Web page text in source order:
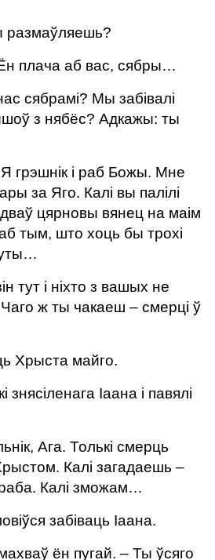
размаўляешь?
плача аб вас, сябры…
сябрамі? Мы забівалі
з нябёс? Адкажы: ты
грэшнік і раб Божы. Мне
за Яго. Калі вы палілі
цярновы вянец на маім
тым, што хоць бы трохі
тут і ніхто з вашых не
ж ты чакаеш – смерці ў
Хрыста майго.
знясіленага Іаана і павялі
Ага. Толькі смерць
Калі загадаешь –
Калі зможам…
забіваць Іаана.
ён пугай. – Ты ўсяго